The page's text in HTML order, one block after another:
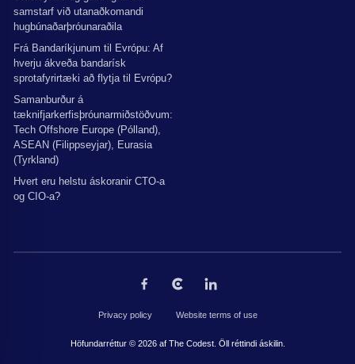
samstarf við utanaðkomandi
hugbúnaðarþróunaraðila
Frá Bandaríkjunum til Evrópu: Af
hverju ákveða bandarísk
sprotafyrirtæki að flytja til Evrópu?
Samanburður á
tæknifjarkerfisþróunarmiðstöðvum:
Tech Offshore Europe (Pólland),
ASEAN (Filippseyjar), Eurasia
(Tyrkland)
Hvert eru helstu áskoranir CTO-a
og CIO-a?
Privacy policy Website terms of use
Höfundarréttur © 2026 af The Codest. Öll réttindi áskilin.